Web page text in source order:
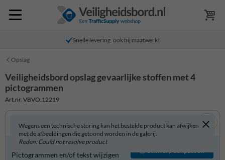
Snelle levering, ook bij maatwerk!
Opslag
Veiligheidsbord opslag gevaarlijke stoffen met 4
pictogrammen
Art.nr. VBVO.12219
Wegens een technische storing kan het bestelde product kan afwijken
met de afbeeldingen die getoond worden in de galerij.
Reden: Could not resolve product
Veiligheidsbord zelf aanpassen?
Pictogrammen en/of tekst wijzigen
Ontwerp aanpassen